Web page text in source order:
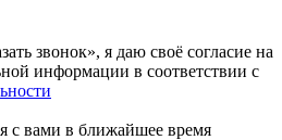
звонок», я даю своё согласие на
информации в соответствии с
с вами в ближайшее время